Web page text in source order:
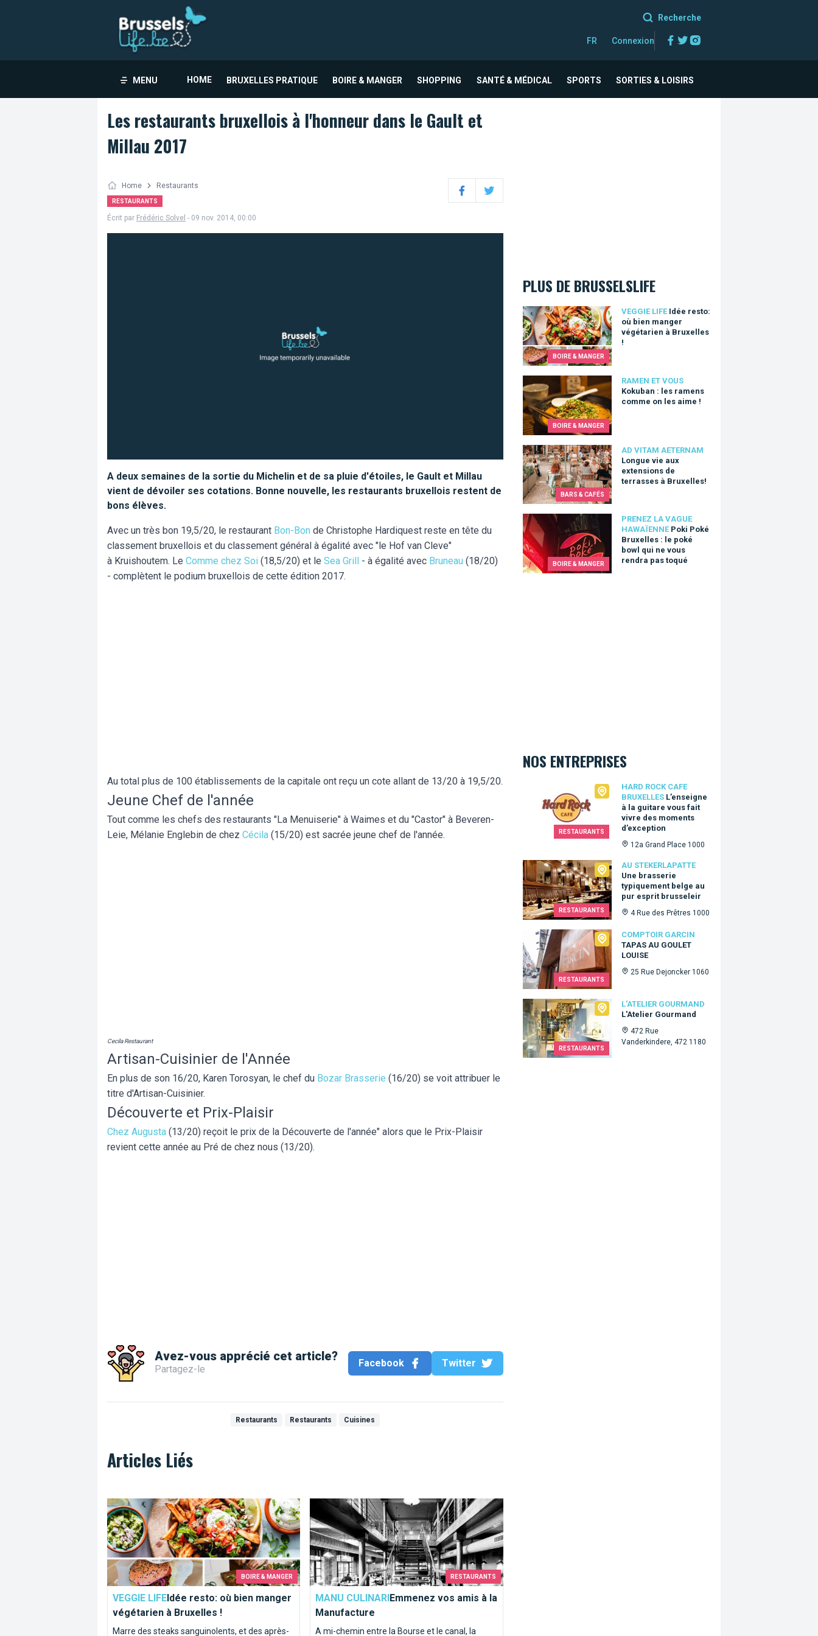
Recherche
FR Connexion Facebook
Twitter
MENU HOME BRUXELLES PRATIQUE BOIRE & MANGER SHOPPING SANTÉ & MÉDICAL SPORTS SORTIES & LOISIRS
Les restaurants bruxellois à l'honneur dans le Gault et
Millau 2017
Home Restaurants
RESTAURANTS FacebookTwitter
Écrit par Frédéric Solvel - 09 nov. 2014, 00:00
A deux semaines de la sortie du Michelin et de sa pluie d'étoiles, le Gault et Millau
vient de dévoiler ses cotations. Bonne nouvelle, les restaurants bruxellois restent de
bons élèves.
Avec un très bon 19,5/20, le restaurant Bon-Bon de Christophe Hardiquest reste en tête du
classement bruxellois et du classement général à égalité avec "le Hof van Cleve"
à Kruishoutem. Le Comme chez Soi (18,5/20) et le Sea Grill - à égalité avec Bruneau (18/20)
- complètent le podium bruxellois de cette édition 2017.
Au total plus de 100 établissements de la capitale ont reçu un cote allant de 13/20 à 19,5/20.
Jeune Chef de l'année
Tout comme les chefs des restaurants "La Menuiserie" à Waimes et du "Castor" à Beveren-
Leie, Mélanie Englebin de chez Cécila (15/20) est sacrée jeune chef de l'année.
Cecila Restaurant
Artisan-Cuisinier de l'Année
En plus de son 16/20, Karen Torosyan, le chef du Bozar Brasserie (16/20) se voit attribuer le
titre d'Artisan-Cuisinier.
Découverte et Prix-Plaisir
Chez Augusta (13/20) reçoit le prix de la Découverte de l'année" alors que le Prix-Plaisir
revient cette année au Pré de chez nous (13/20).
Avez-vous apprécié cet article?
Partagez-le
Facebook Twitter
Restaurants Restaurants Cuisines
Articles Liés
BOIRE & MANGER
VEGGIE LIFEIdée resto: où bien manger
végétarien à Bruxelles !
Marre des steaks sanguinolents, et des après-
Idée resto: où bien manger végétarien à Bruxelles !
RESTAURANTS
MANU CULINARIEmmenez vos amis à la
Manufacture
A mi-chemin entre la Bourse et le canal, la
Emmenez vos amis à la Manufacture
PLUS DE BRUSSELSLIFE
BOIRE & MANGER
VEGGIE LIFE Idée resto:
où bien manger
végétarien à Bruxelles
!
Idée resto: où bien manger végétarien à Bruxelles !
BOIRE & MANGER
RAMEN ET VOUS
Kokuban : les ramens
comme on les aime !
Kokuban : les ramens comme on les aime !
BARS & CAFÉS
AD VITAM AETERNAM
Longue vie aux
extensions de
terrasses à Bruxelles!
Longue vie aux extensions de terrasses à Bruxelles!
BOIRE & MANGER
PRENEZ LA VAGUE
HAWAÏENNE Poki Poké
Bruxelles : le poké
bowl qui ne vous
rendra pas toqué
Poki Poké Bruxelles : le poké bowl qui ne vous rendra pas toqué
NOS ENTREPRISES
RESTAURANTS
HARD ROCK CAFE
BRUXELLES L’enseigne
à la guitare vous fait
vivre des moments
d’exception
12a Grand Place 1000
Hard Rock Cafe Bruxelles
RESTAURANTS
AU STEKERLAPATTE
Une brasserie
typiquement belge au
pur esprit brusseleir
4 Rue des Prêtres 1000
Au Stekerlapatte
RESTAURANTS
COMPTOIR GARCIN
TAPAS AU GOULET
LOUISE
25 Rue Dejoncker 1060
Comptoir Garcin
RESTAURANTS
L'ATELIER GOURMAND
L'Atelier Gourmand
472 Rue
Vanderkindere, 472 1180
L'Atelier Gourmand